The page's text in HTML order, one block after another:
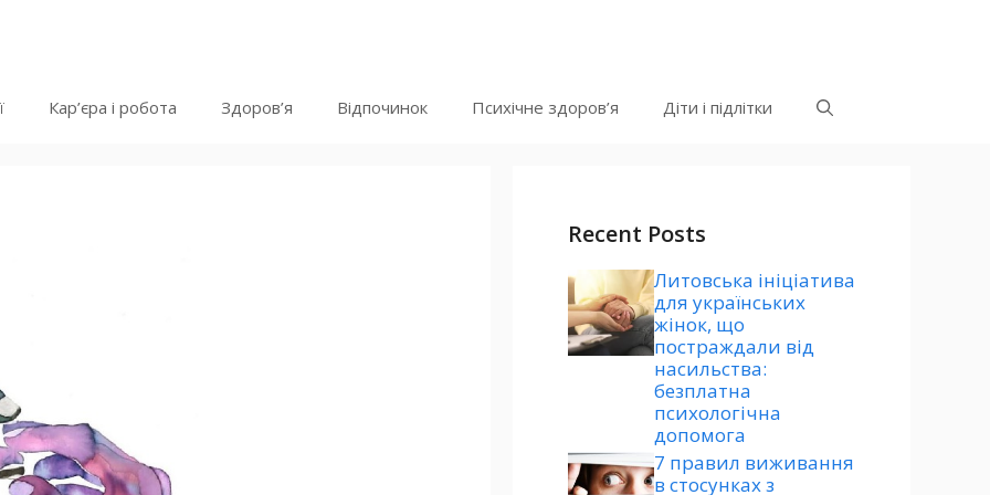
Кар’єра і робота Здоров’я Відпочинок Психічне здоров’я Діти і підлітки
Recent Posts
Литовська ініціатива
для українських
жінок, що
постраждали від
насильства:
безплатна
психологічна
допомога
7 правил виживання
в стосунках з